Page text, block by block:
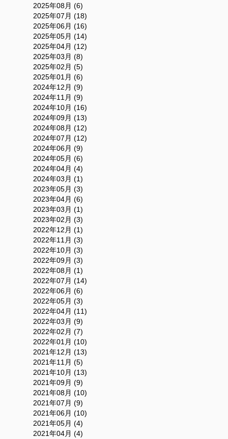
2025年08月 (6)
2025年07月 (18)
2025年06月 (16)
2025年05月 (14)
2025年04月 (12)
2025年03月 (8)
2025年02月 (5)
2025年01月 (6)
2024年12月 (9)
2024年11月 (9)
2024年10月 (16)
2024年09月 (13)
2024年08月 (12)
2024年07月 (12)
2024年06月 (9)
2024年05月 (6)
2024年04月 (4)
2024年03月 (1)
2023年05月 (3)
2023年04月 (6)
2023年03月 (1)
2023年02月 (3)
2022年12月 (1)
2022年11月 (3)
2022年10月 (3)
2022年09月 (3)
2022年08月 (1)
2022年07月 (14)
2022年06月 (6)
2022年05月 (3)
2022年04月 (11)
2022年03月 (9)
2022年02月 (7)
2022年01月 (10)
2021年12月 (13)
2021年11月 (5)
2021年10月 (13)
2021年09月 (9)
2021年08月 (10)
2021年07月 (9)
2021年06月 (10)
2021年05月 (4)
2021年04月 (4)